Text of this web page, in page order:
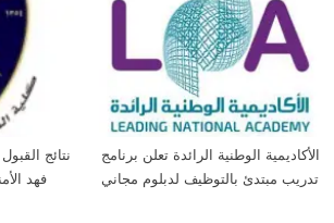
الأكاديمية الوطنية الرائدة تعلن برنامج
تدريب مبتدئ بالتوظيف لدبلوم مجاني
نتائج
فهد